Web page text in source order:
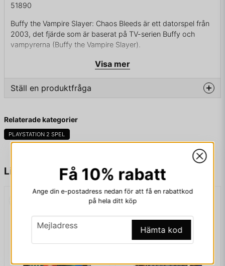
Liknande produkter
51890
Buffy the Vampire Slayer: Chaos Bleeds är ett datorspel från
2003, det fjärde som är baserat på TV-serien Buffy och
vampyrerna (Buffy the Vampire Slayer).
I BOX UTAN MANUAL
Visa mer
Ställ en produktfråga
Fråga oss något om denna produkten...
Relaterade kategorier
PLAYSTATION 2 SPEL
Få 10% rabatt
Ange din e-postadress nedan för att få en rabattkod
på hela ditt köp
email
Mejladress Hämta kod